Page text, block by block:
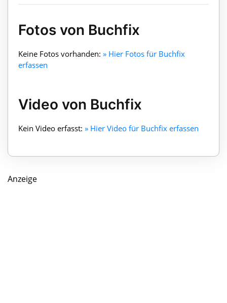
Fotos von Buchfix
Keine Fotos vorhanden: » Hier Fotos für Buchfix
erfassen
Video von Buchfix
Kein Video erfasst: » Hier Video für Buchfix erfassen
Anzeige